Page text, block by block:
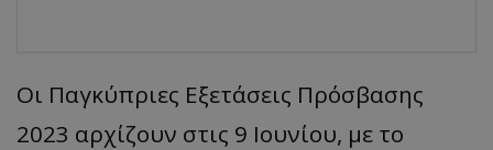
Oι Παγκύπριες Εξετάσεις Πρόσβασης
2023 αρχίζουν στις 9 Ιουνίου, με το